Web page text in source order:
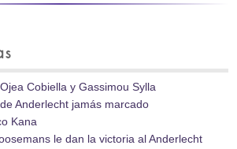
Cobiella y Gassimou Sylla
Anderlecht jamás marcado
Kana
le dan la victoria al Anderlecht